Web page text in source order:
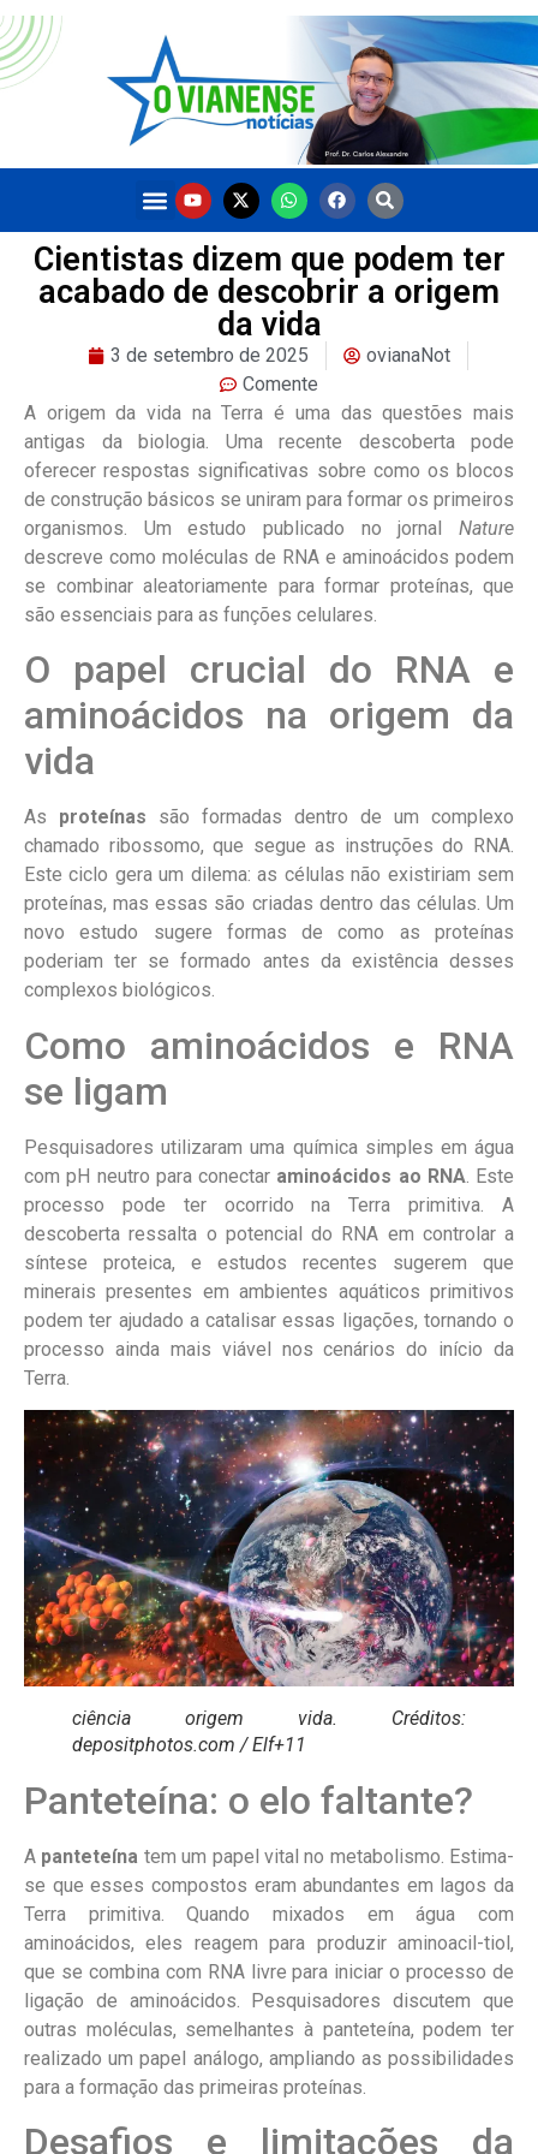
Cientistas dizem que podem ter
acabado de descobrir a origem
da vida
3 de setembro de 2025
ovianaNot
Comente
A origem da vida na Terra é uma das questões mais
antigas da biologia. Uma recente descoberta pode
oferecer respostas significativas sobre como os blocos
de construção básicos se uniram para formar os primeiros
organismos. Um estudo publicado no jornal Nature
descreve como moléculas de RNA e aminoácidos podem
se combinar aleatoriamente para formar proteínas, que
são essenciais para as funções celulares.
O papel crucial do RNA e
aminoácidos na origem da
vida
As proteínas são formadas dentro de um complexo
chamado ribossomo, que segue as instruções do RNA.
Este ciclo gera um dilema: as células não existiriam sem
proteínas, mas essas são criadas dentro das células. Um
novo estudo sugere formas de como as proteínas
poderiam ter se formado antes da existência desses
complexos biológicos.
Como aminoácidos e RNA
se ligam
Pesquisadores utilizaram uma química simples em água
com pH neutro para conectar aminoácidos ao RNA . Este
processo pode ter ocorrido na Terra primitiva. A
descoberta ressalta o potencial do RNA em controlar a
síntese proteica, e estudos recentes sugerem que
minerais presentes em ambientes aquáticos primitivos
podem ter ajudado a catalisar essas ligações, tornando o
processo ainda mais viável nos cenários do início da
Terra.
ciência origem vida. Créditos:
depositphotos.com / Elf+11
Panteteína: o elo faltante?
A panteteína tem um papel vital no metabolismo. Estima-
se que esses compostos eram abundantes em lagos da
Terra primitiva. Quando mixados em água com
aminoácidos, eles reagem para produzir aminoacil-tiol,
que se combina com RNA livre para iniciar o processo de
ligação de aminoácidos. Pesquisadores discutem que
outras moléculas, semelhantes à panteteína, podem ter
realizado um papel análogo, ampliando as possibilidades
para a formação das primeiras proteínas.
Desafios e limitações da